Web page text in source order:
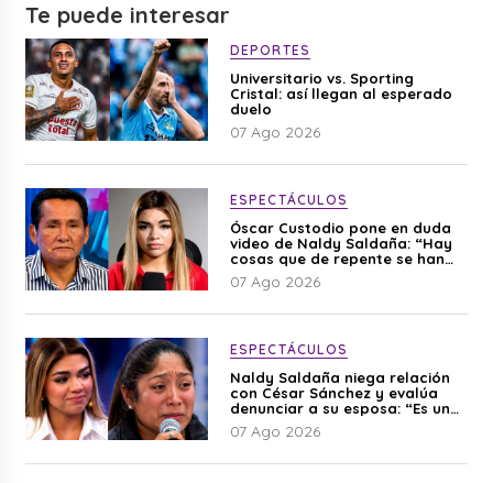
Te puede interesar
DEPORTES
Universitario vs. Sporting
Cristal: así llegan al esperado
duelo
07 Ago 2026
ESPECTÁCULOS
Óscar Custodio pone en duda
video de Naldy Saldaña: “Hay
cosas que de repente se han
editado”
07 Ago 2026
ESPECTÁCULOS
Naldy Saldaña niega relación
con César Sánchez y evalúa
denunciar a su esposa: “Es una
difamación”
07 Ago 2026